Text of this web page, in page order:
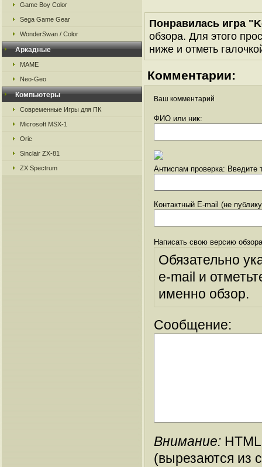
Game Boy Color
Sega Game Gear
WonderSwan / Color
Аркадные
MAME
Neo-Geo
Компьютеры
Современные Игры для ПК
Microsoft MSX-1
Oric
Sinclair ZX-81
ZX Spectrum
Понравилась игра
обзора. Для этого
ниже и отметь
Комментарии:
Ваш комментарий
ФИО или ник:
Антиспам проверка: Введите
Контактный E-mail (не
Написать свою версию
Обязательно
e-mail и
именно обзор.
Сообщение:
Внимание:
(вырезаются из